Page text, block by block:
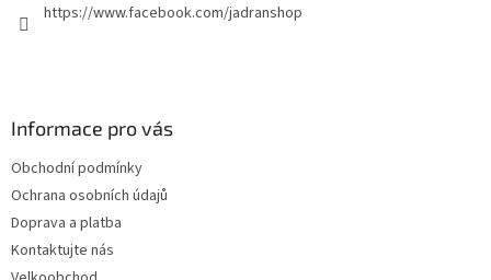
https://www.facebook.com/jadranshop
Informace pro vás
Obchodní podmínky
Ochrana osobních údajů
Doprava a platba
Kontaktujte nás